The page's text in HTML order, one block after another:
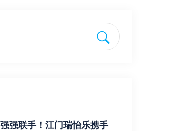
强强联手！江门瑞怡乐携手